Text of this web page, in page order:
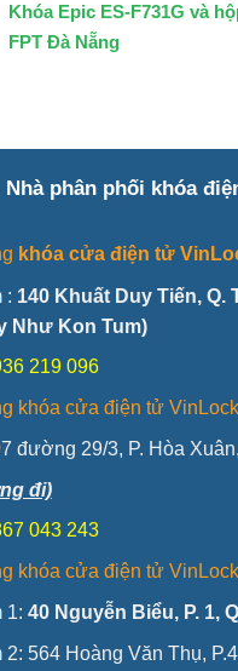
Khóa Epic ES-F731G và
FPT Đà Nẵng
Nhà phân phối khóa
khóa cửa điện tử
: 140 Khuất Duy Tiến, Q.
Như Kon Tum)
219 096
khóa cửa điện tử
đường 29/3, P. Hòa
đi)
043 243
khóa cửa điện tử
1: 40 Nguyễn Biểu, P. 1,
2: 564 Hoàng Văn Thụ,